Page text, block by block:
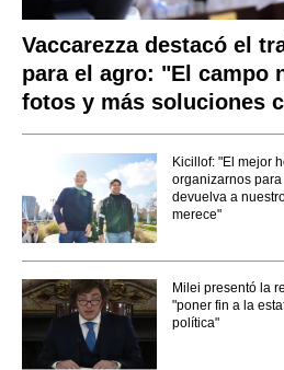
Vaccarezza destacó el
para el agro: "El campo
fotos y más soluciones
Kicillof: "El mejor
organizarnos
devuelva a
merece"
Milei presentó la
"poner fin a la
política"